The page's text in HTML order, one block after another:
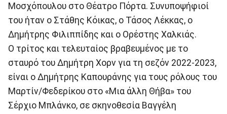
Μοσχόπουλου στο Θέατρο Πόρτα. Συνυποψήφιοί
του ήταν ο Στάθης Κόικας, ο Τάσος Λέκκας, ο
Δημήτρης Φιλιππίδης και ο Ορέστης Χαλκιάς.
Ο τρίτος και τελευταίος βραβευμένος με το
σταυρό του Δημήτρη Χορν για τη σεζόν 2022-2023,
είναι ο Δημήτρης Καπουράνης για τους ρόλους του
Μαρτίν/Φεδερίκου στο «Μια άλλη Θήβα» του
Σέρχιο Μπλάνκο, σε σκηνοθεσία Βαγγέλη